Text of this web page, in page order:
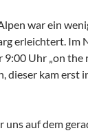
war ein
erleichtert. Im
Uhr „on the
dieser kam erst
uns auf dem